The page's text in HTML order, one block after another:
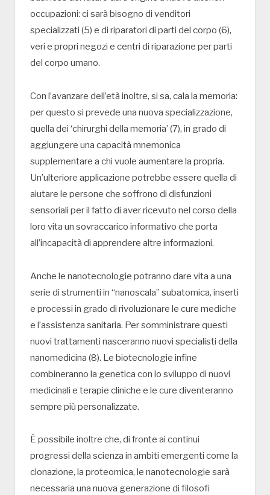
occupazioni: ci sarà bisogno di venditori
specializzati (5) e di riparatori di parti del corpo (6),
veri e propri negozi e centri di riparazione per parti
del corpo umano.
Con l’avanzare dell’età inoltre, si sa, cala la memoria:
per questo si prevede una nuova specializzazione,
quella dei ‘chirurghi della memoria’ (7), in grado di
aggiungere una capacità mnemonica
supplementare a chi vuole aumentare la propria.
Un’ulteriore applicazione potrebbe essere quella di
aiutare le persone che soffrono di disfunzioni
sensoriali per il fatto di aver ricevuto nel corso della
loro vita un sovraccarico informativo che porta
all’incapacità di apprendere altre informazioni.
Anche le nanotecnologie potranno dare vita a una
serie di strumenti in “nanoscala” subatomica, inserti
e processi in grado di rivoluzionare le cure mediche
e l’assistenza sanitaria. Per somministrare questi
nuovi trattamenti nasceranno nuovi specialisti della
nanomedicina (8). Le biotecnologie infine
combineranno la genetica con lo sviluppo di nuovi
medicinali e terapie cliniche e le cure diventeranno
sempre più personalizzate.
È possibile inoltre che, di fronte ai continui
progressi della scienza in ambiti emergenti come la
clonazione, la proteomica, le nanotecnologie sarà
necessaria una nuova generazione di filosofi